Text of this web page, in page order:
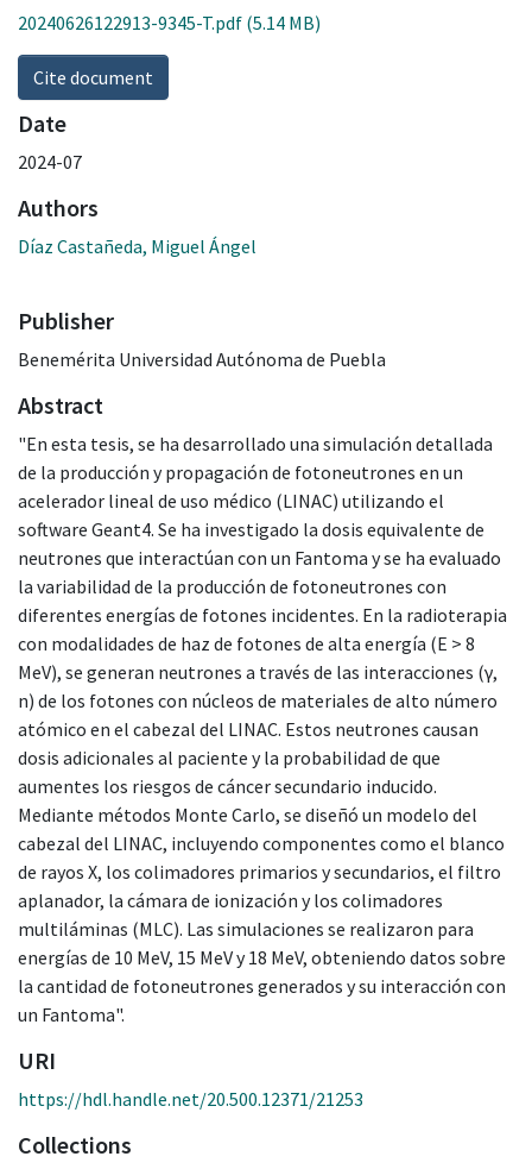
20240626122913-9345-T.pdf (5.14 MB)
Cite document
Date
2024-07
Authors
Díaz Castañeda, Miguel Ángel
Publisher
Benemérita Universidad Autónoma de Puebla
Abstract
"En esta tesis, se ha desarrollado una simulación detallada
de la producción y propagación de fotoneutrones en un
acelerador lineal de uso médico (LINAC) utilizando el
software Geant4. Se ha investigado la dosis equivalente de
neutrones que interactúan con un Fantoma y se ha evaluado
la variabilidad de la producción de fotoneutrones con
diferentes energías de fotones incidentes. En la radioterapia
con modalidades de haz de fotones de alta energía (E > 8
MeV), se generan neutrones a través de las interacciones (γ,
n) de los fotones con núcleos de materiales de alto número
atómico en el cabezal del LINAC. Estos neutrones causan
dosis adicionales al paciente y la probabilidad de que
aumentes los riesgos de cáncer secundario inducido.
Mediante métodos Monte Carlo, se diseñó un modelo del
cabezal del LINAC, incluyendo componentes como el blanco
de rayos X, los colimadores primarios y secundarios, el filtro
aplanador, la cámara de ionización y los colimadores
multiláminas (MLC). Las simulaciones se realizaron para
energías de 10 MeV, 15 MeV y 18 MeV, obteniendo datos sobre
la cantidad de fotoneutrones generados y su interacción con
un Fantoma".
URI
https://hdl.handle.net/20.500.12371/21253
Collections